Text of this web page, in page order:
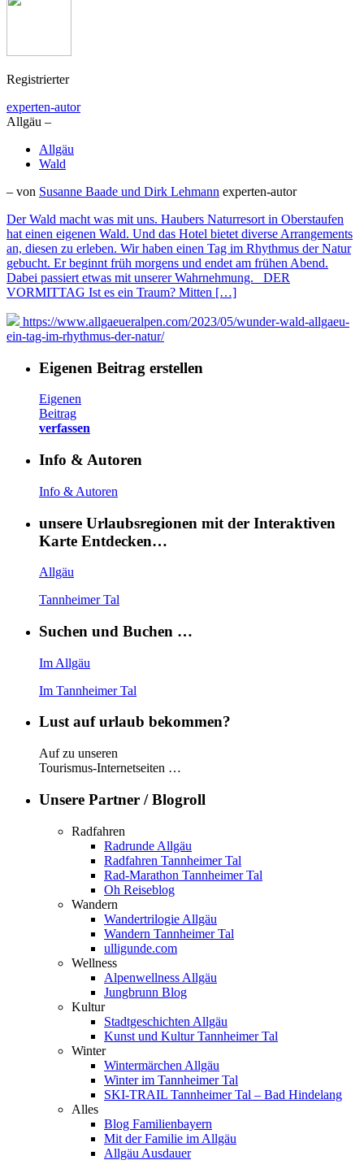
Registrierter
experten-autor
Allgäu –
Allgäu
Wald
– von Susanne Baade und Dirk Lehmann experten-autor
Der Wald macht was mit uns. Haubers Naturresort in Oberstaufen
hat einen eigenen Wald. Und das Hotel bietet diverse Arrangements
an, diesen zu erleben. Wir haben einen Tag im Rhythmus der Natur
gebucht. Er beginnt früh morgens und endet am frühen Abend.
Dabei passiert etwas mit unserer Wahrnehmung. DER
VORMITTAG Ist es ein Traum? Mitten […]
https://www.allgaeueralpen.com/2023/05/wunder-wald-allgaeu-
ein-tag-im-rhythmus-der-natur/
Eigenen Beitrag erstellen
Eigenen
Beitrag
verfassen
Info & Autoren
Info & Autoren
unsere Urlaubsregionen mit der Interaktiven
Karte Entdecken…
Allgäu
Tannheimer Tal
Suchen und Buchen …
Im Allgäu
Im Tannheimer Tal
Lust auf urlaub bekommen?
Auf zu unseren
Tourismus-Internetseiten …
Unsere Partner / Blogroll
Radfahren
Radrunde Allgäu
Radfahren Tannheimer Tal
Rad-Marathon Tannheimer Tal
Oh Reiseblog
Wandern
Wandertrilogie Allgäu
Wandern Tannheimer Tal
ulligunde.com
Wellness
Alpenwellness Allgäu
Jungbrunn Blog
Kultur
Stadtgeschichten Allgäu
Kunst und Kultur Tannheimer Tal
Winter
Wintermärchen Allgäu
Winter im Tannheimer Tal
SKI-TRAIL Tannheimer Tal – Bad Hindelang
Alles
Blog Familienbayern
Mit der Familie im Allgäu
Allgäu Ausdauer